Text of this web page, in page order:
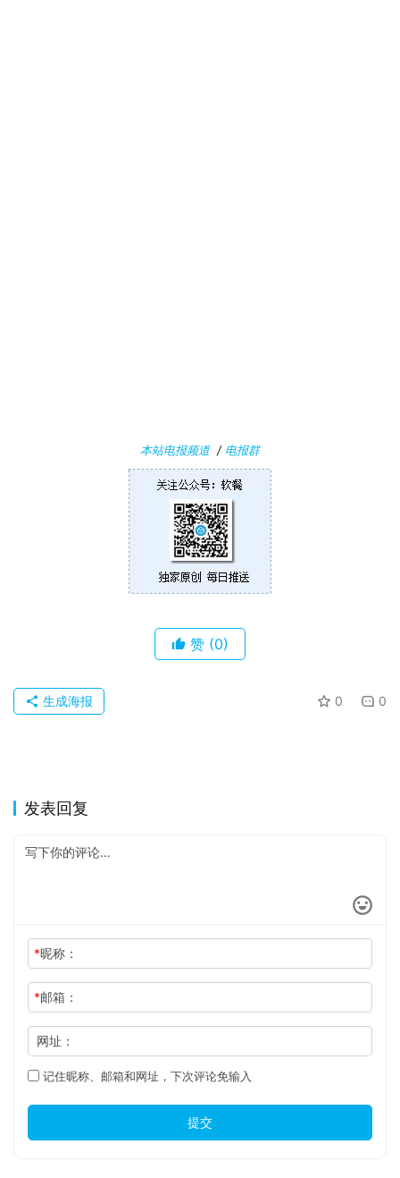
本站电报频道/ 电报群
赞 (0)
0 0
生成海报
发表回复
*昵称：
*邮箱：
网址：
记住昵称、邮箱和网址，下次评论免输入
提交